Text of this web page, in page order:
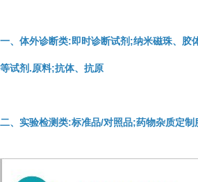
一、体外诊断类:即时诊断试剂;纳米磁珠、胶
等试剂.原料;抗体、抗原
二、实验检测类:标准品/对照品;药物杂质定制